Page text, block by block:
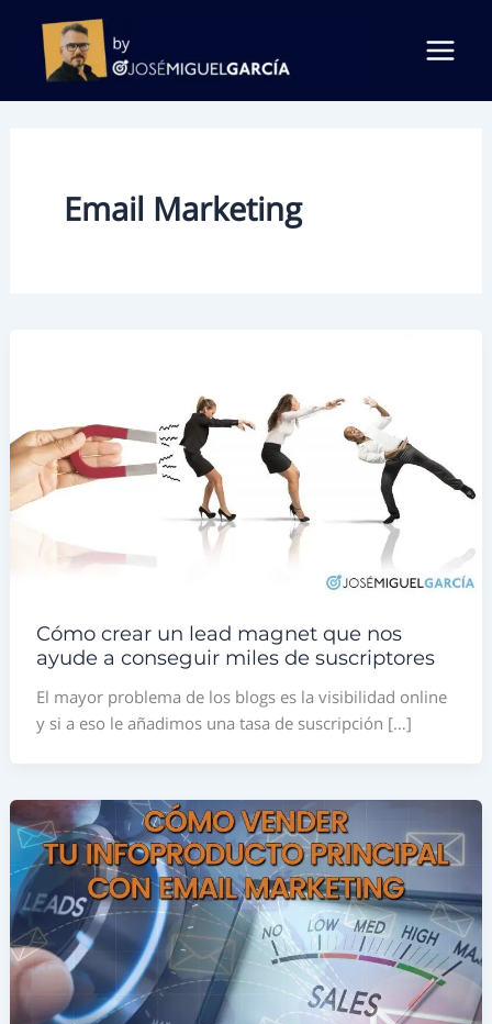
contenido
Email Marketing
Cómo crear un lead magnet que nos
ayude a conseguir miles de suscriptores
El mayor problema de los blogs es la visibilidad online
y si a eso le añadimos una tasa de suscripción […]